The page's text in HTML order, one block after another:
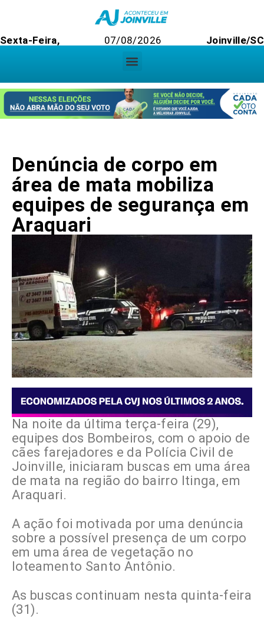
Sexta-Feira, 07/08/2026 Joinville/SC
Denúncia de corpo em
área de mata mobiliza
equipes de segurança em
Araquari
Na noite da última terça-feira (29),
equipes dos Bombeiros, com o apoio de
cães farejadores e da Polícia Civil de
Joinville, iniciaram buscas em uma área
de mata na região do bairro Itinga, em
Araquari.
A ação foi motivada por uma denúncia
sobre a possível presença de um corpo
em uma área de vegetação no
loteamento Santo Antônio.
As buscas continuam nesta quinta-feira
(31).